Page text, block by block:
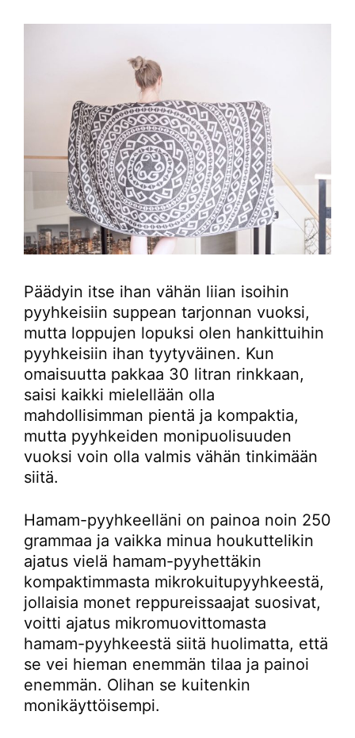
Päädyin itse ihan vähän liian isoihin
pyyhkeisiin suppean tarjonnan vuoksi,
mutta loppujen lopuksi olen hankittuihin
pyyhkeisiin ihan tyytyväinen. Kun
omaisuutta pakkaa 30 litran rinkkaan,
saisi kaikki mielellään olla
mahdollisimman pientä ja kompaktia,
mutta pyyhkeiden monipuolisuuden
vuoksi voin olla valmis vähän tinkimään
siitä.
Hamam-pyyhkeelläni on painoa noin 250
grammaa ja vaikka minua houkuttelikin
ajatus vielä hamam-pyyhettäkin
kompaktimmasta mikrokuitupyyhkeestä,
jollaisia monet reppureissaajat suosivat,
voitti ajatus mikromuovittomasta
hamam-pyyhkeestä siitä huolimatta, että
se vei hieman enemmän tilaa ja painoi
enemmän. Olihan se kuitenkin
monikäyttöisempi.